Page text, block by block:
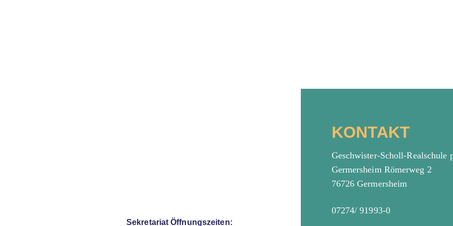
Sekretariat Öffnungszeiten:
KONTAKT
Geschwister-Scholl-Realschule
Germersheim Römerweg 2
76726 Germersheim
07274/ 91993-0